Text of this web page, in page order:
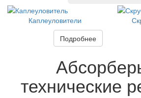
Каплеуловители
Подробнее
технические